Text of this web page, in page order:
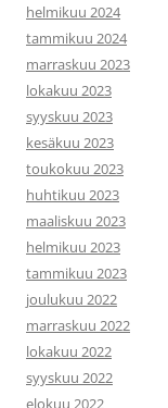
helmikuu 2024
tammikuu 2024
marraskuu 2023
lokakuu 2023
syyskuu 2023
kesäkuu 2023
toukokuu 2023
huhtikuu 2023
maaliskuu 2023
helmikuu 2023
tammikuu 2023
joulukuu 2022
marraskuu 2022
lokakuu 2022
syyskuu 2022
elokuu 2022